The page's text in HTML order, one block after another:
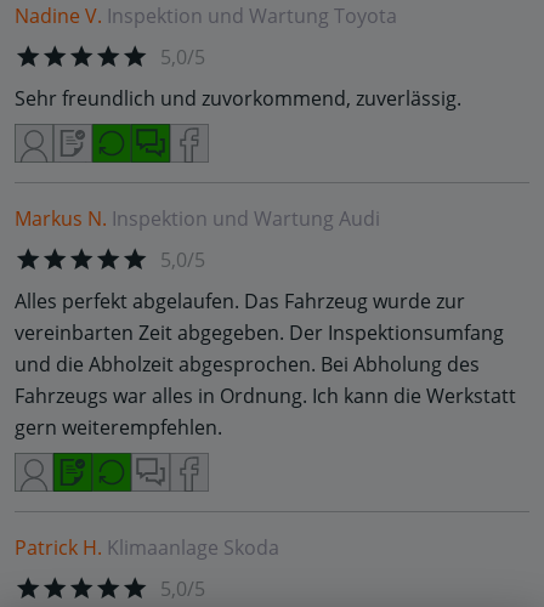
Nadine V. Inspektion und Wartung Toyota
5,0/5
Sehr freundlich und zuvorkommend, zuverlässig.
Markus N. Inspektion und Wartung Audi
5,0/5
Alles perfekt abgelaufen. Das Fahrzeug wurde zur
vereinbarten Zeit abgegeben. Der Inspektionsumfang
und die Abholzeit abgesprochen. Bei Abholung des
Fahrzeugs war alles in Ordnung. Ich kann die Werkstatt
gern weiterempfehlen.
Patrick H. Klimaanlage Skoda
5,0/5